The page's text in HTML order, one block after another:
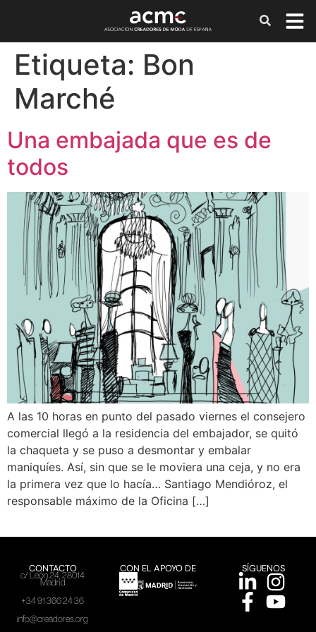
Etiqueta: Bon
Marché
Una embajada que es de
todos
A las 10 horas en punto del pasado viernes el consejero
comercial llegó a la residencia del embajador, se quitó
la chaqueta y se puso a desmontar y embalar
maniquíes. Así, sin que se le moviera una ceja, y no era
la primera vez que lo hacía… Santiago Mendióroz, el
responsable máximo de la Oficina […]
CONTACTO
c/ León 24, 28014
Madrid
+34 91 366 24 36
info@creadores.org
CON EL APOYO DE SÍGUENOS